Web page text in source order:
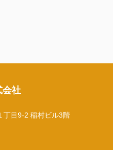
会社
丁目9-2 稲村ビル3階